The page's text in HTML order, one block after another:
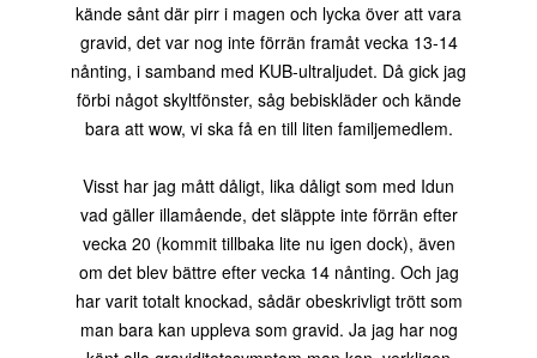
kände sånt där pirr i magen och lycka över att vara
gravid, det var nog inte förrän framåt vecka 13-14
nånting, i samband med KUB-ultraljudet. Då gick jag
förbi något skyltfönster, såg bebiskläder och kände
bara att wow, vi ska få en till liten familjemedlem.
Visst har jag mått dåligt, lika dåligt som med Idun
vad gäller illamående, det släppte inte förrän efter
vecka 20 (kommit tillbaka lite nu igen dock), även
om det blev bättre efter vecka 14 nånting. Och jag
har varit totalt knockad, sådär obeskrivligt trött som
man bara kan uppleva som gravid. Ja jag har nog